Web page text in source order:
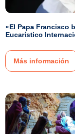
«El Papa Francisco
Eucarístico
Más información